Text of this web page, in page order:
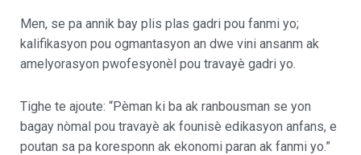
Men, se pa annik bay plis plas gadri pou fanmi yo;
kalifikasyon pou ogmantasyon an dwe vini ansanm ak
amelyorasyon pwofesyonèl pou travayè gadri yo.
Tighe te ajoute: “Pèman ki ba ak ranbousman se yon
bagay nòmal pou travayè ak founisè edikasyon anfans, e
poutan sa pa koresponn ak ekonomi paran ak fanmi yo.”